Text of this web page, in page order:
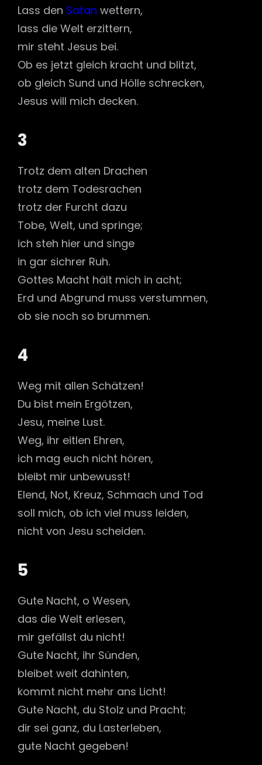
Lass den Satan wettern,
lass die Welt erzittern,
mir steht Jesus bei.
Ob es jetzt gleich kracht und blitzt,
ob gleich Sund und Hölle schrecken,
Jesus will mich decken.
3
Trotz dem alten Drachen
trotz dem Todesrachen
trotz der Furcht dazu
Tobe, Welt, und springe;
ich steh hier und singe
in gar sichrer Ruh.
Gottes Macht hält mich in acht;
Erd und Abgrund muss verstummen,
ob sie noch so brummen.
4
Weg mit allen Schätzen!
Du bist mein Ergötzen,
Jesu, meine Lust.
Weg, ihr eitlen Ehren,
ich mag euch nicht hören,
bleibt mir unbewusst!
Elend, Not, Kreuz, Schmach und Tod
soll mich, ob ich viel muss leiden,
nicht von Jesu scheiden.
5
Gute Nacht, o Wesen,
das die Welt erlesen,
mir gefällst du nicht!
Gute Nacht, ihr Sünden,
bleibet weit dahinten,
kommt nicht mehr ans Licht!
Gute Nacht, du Stolz und Pracht;
dir sei ganz, du Lasterleben,
gute Nacht gegeben!